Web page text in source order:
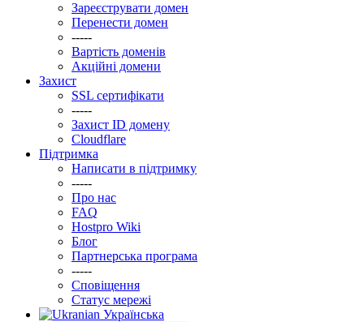
Зареєструвати домен
Перенести домен
-----
Вартість доменів
Акційні домени
Захист
SSL сертифікати
-----
Захист ID домену
Clоudflare
Підтримка
Написати в підтримку
-----
Про нас
FAQ
Hostpro Wiki
Блог
Партнерська програма
-----
Сповіщення
Статус мережі
Українська